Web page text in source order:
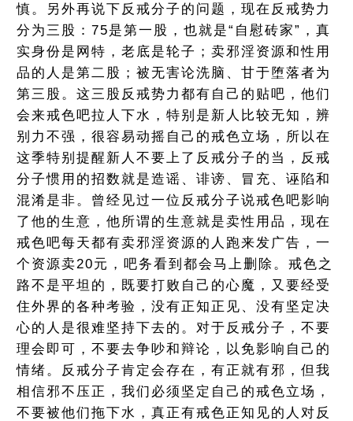
慎。另外再说下反戒分子的问题，现在反戒势力
分为三股：75是第一股，也就是“自慰砖家”，真
实身份是网特，老底是轮子；卖邪淫资源和性用
品的人是第二股；被无害论洗脑、甘于堕落者为
第三股。这三股反戒势力都有自己的贴吧，他们
会来戒色吧拉人下水，特别是新人比较无知，辨
别力不强，很容易动摇自己的戒色立场，所以在
这季特别提醒新人不要上了反戒分子的当，反戒
分子惯用的招数就是造谣、诽谤、冒充、诬陷和
混淆是非。曾经见过一位反戒分子说戒色吧影响
了他的生意，他所谓的生意就是卖性用品，现在
戒色吧每天都有卖邪淫资源的人跑来发广告，一
个资源卖20元，吧务看到都会马上删除。戒色之
路不是平坦的，既要打败自己的心魔，又要经受
住外界的各种考验，没有正知正见、没有坚定决
心的人是很难坚持下去的。对于反戒分子，不要
理会即可，不要去争吵和辩论，以免影响自己的
情绪。反戒分子肯定会存在，有正就有邪，但我
相信邪不压正，我们必须坚定自己的戒色立场，
不要被他们拖下水，真正有戒色正知见的人对反